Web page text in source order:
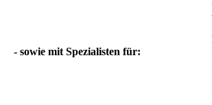
- sowie mit Spezialisten für: